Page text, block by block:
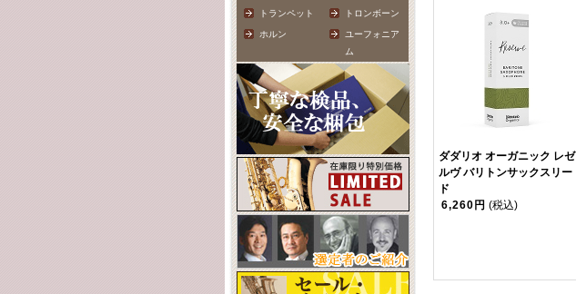
トランペット トロンボーン
ホルン
ユーフォニア
ム
ダダリオ オーガニック レゼ
ルヴ バリトンサックスリー
ド
6,260円 (税込)